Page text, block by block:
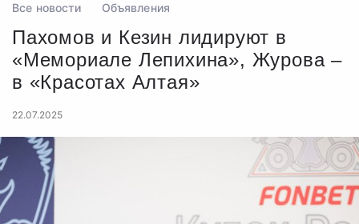
Все новости Объявления
Пахомов и Кезин лидируют в
«Мемориале Лепихина», Журова –
в «Красотах Алтая»
22.07.2025